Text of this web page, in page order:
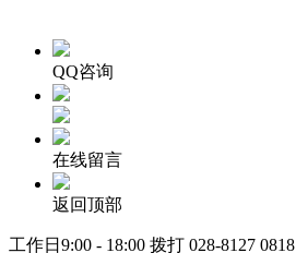
QQ咨询
在线留言
返回顶部
工作日9:00 - 18:00 拨打 028-8127 0818